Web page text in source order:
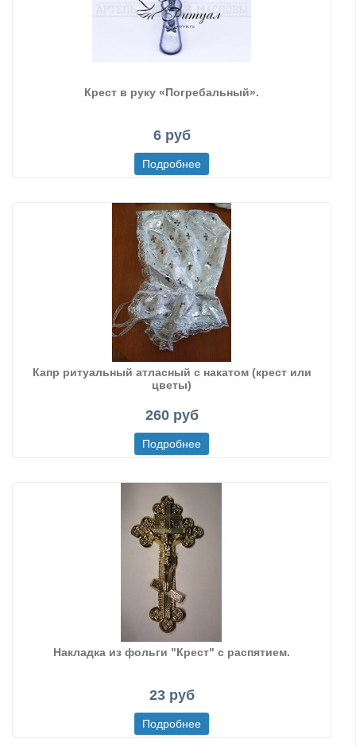
Крест в руку «Погребальный».
6 руб
Капр ритуальный атласный с накатом (крест или
цветы)
260 руб
Накладка из фольги "Крест" с распятием.
23 руб